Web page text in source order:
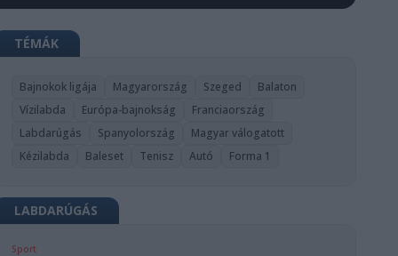
TÉMÁK
Bajnokok ligája Magyarország Szeged
Balaton
Vízilabda
Európa-bajnokság
Franciaország
Labdarúgás
Spanyolország
Magyar válogatott
Kézilabda
Baleset Tenisz Autó Forma 1
LABDARÚGÁS
Sport